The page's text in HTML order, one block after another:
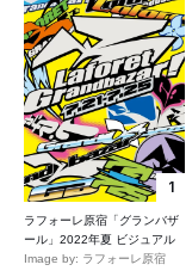
1
ラフォーレ原宿「グランバザ
ール」2022年夏 ビジュアル
Image by: ラフォーレ原宿